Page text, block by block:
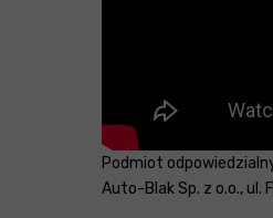
Podmiot
Auto-Blak Sp. z o.o., ul.